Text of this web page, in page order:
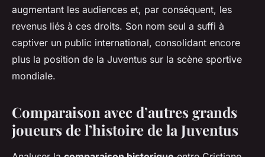
augmentant les audiences et, par conséquent, les
revenus liés à ces droits. Son nom seul a suffi à
captiver un public international, consolidant encore
plus la position de la Juventus sur la scène sportive
mondiale.
Comparaison avec d’autres grands
joueurs de l’histoire de la Juventus